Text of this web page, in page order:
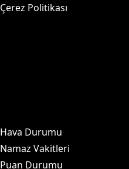
Çerez Politikası
Hava Durumu
Namaz Vakitleri
Puan Durumu